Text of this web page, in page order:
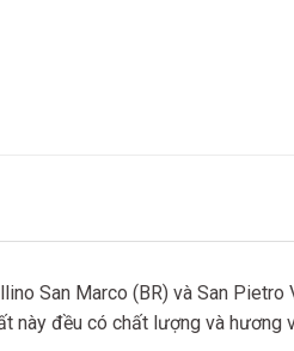
San Marco (BR) và San
này đều có chất lượng và hương